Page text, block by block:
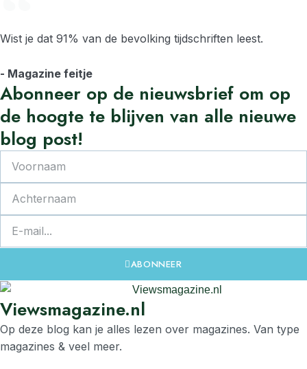
Wist je dat 91% van de bevolking tijdschriften leest.
- Magazine feitje​
Abonneer op de nieuwsbrief om op
de hoogte te blijven van alle nieuwe
blog post!
ABONNEER
Viewsmagazine.nl
Op deze blog kan je alles lezen over magazines. Van type
magazines & veel meer.